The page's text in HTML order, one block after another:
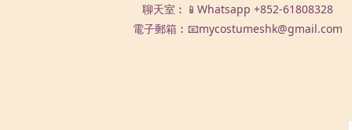
聊天室︰📱Whatsapp +852-61808328
電子郵箱︰📧mycostumeshk@gmail.com